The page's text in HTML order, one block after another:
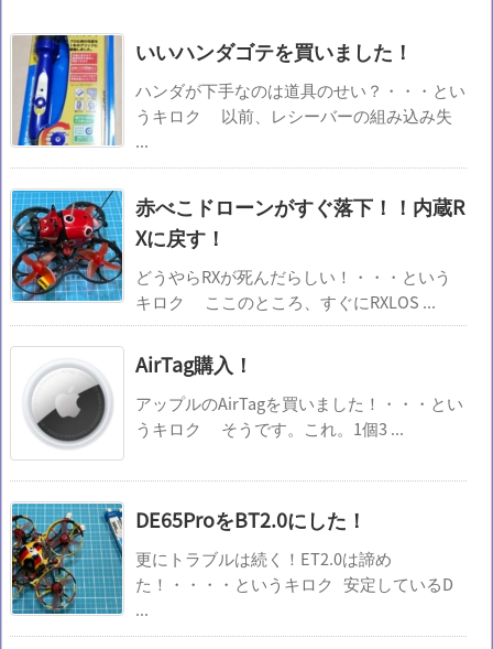
いいハンダゴテを買いました！
ハンダが下手なのは道具のせい？・・・とい
うキロク 以前、レシーバーの組み込み失
...
赤べこドローンがすぐ落下！！内蔵R
Xに戻す！
どうやらRXが死んだらしい！・・・という
キロク ここのところ、すぐにRXLOS ...
AirTag購入！
アップルのAirTagを買いました！・・・とい
うキロク そうです。これ。1個3 ...
DE65ProをBT2.0にした！
更にトラブルは続く！ET2.0は諦め
た！・・・・というキロク 安定しているD
...